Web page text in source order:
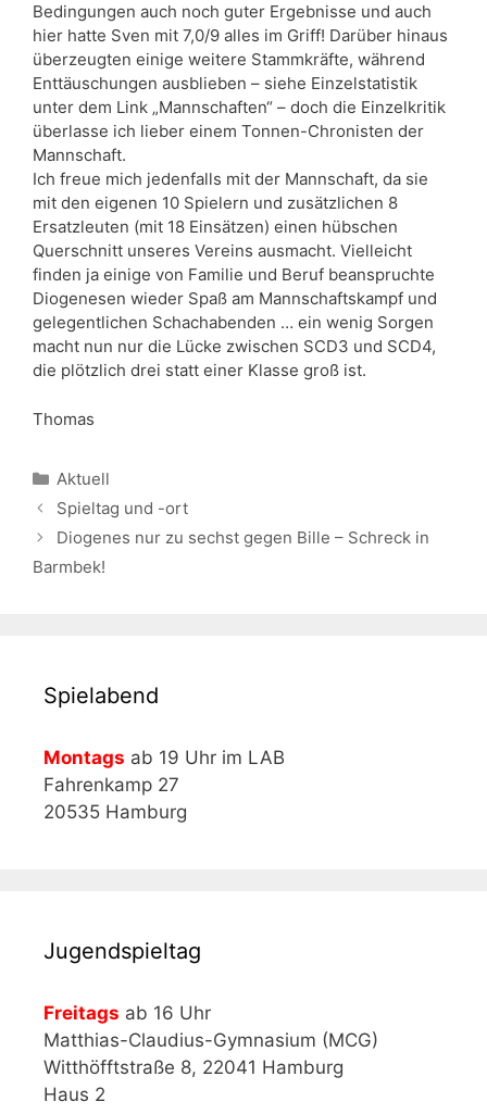
Bedingungen auch noch guter Ergebnisse und auch
hier hatte Sven mit 7,0/9 alles im Griff! Darüber hinaus
überzeugten einige weitere Stammkräfte, während
Enttäuschungen ausblieben – siehe Einzelstatistik
unter dem Link „Mannschaften“ – doch die Einzelkritik
überlasse ich lieber einem Tonnen-Chronisten der
Mannschaft.
Ich freue mich jedenfalls mit der Mannschaft, da sie
mit den eigenen 10 Spielern und zusätzlichen 8
Ersatzleuten (mit 18 Einsätzen) einen hübschen
Querschnitt unseres Vereins ausmacht. Vielleicht
finden ja einige von Familie und Beruf beanspruchte
Diogenesen wieder Spaß am Mannschaftskampf und
gelegentlichen Schachabenden … ein wenig Sorgen
macht nun nur die Lücke zwischen SCD3 und SCD4,
die plötzlich drei statt einer Klasse groß ist.
Thomas
Kategorien
Aktuell
Spieltag und -ort
Diogenes nur zu sechst gegen Bille – Schreck in
Barmbek!
Spielabend
Montags ab 19 Uhr im LAB
Fahrenkamp 27
20535 Hamburg
Jugendspieltag
Freitags ab 16 Uhr
Matthias-Claudius-Gymnasium (MCG)
Witthöfftstraße 8, 22041 Hamburg
Haus 2